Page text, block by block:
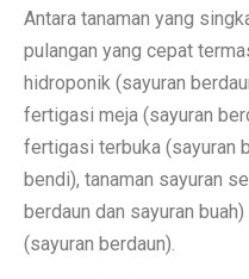
Antara tanaman yang
pulangan yang cepat
hidroponik (sayuran
fertigasi meja (sayuran
fertigasi terbuka (sayuran
bendi), tanaman sayuran
berdaun dan sayuran
(sayuran berdaun).